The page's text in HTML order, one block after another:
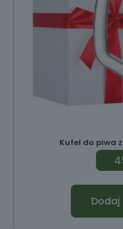
Kufel do piwa
Dodaj